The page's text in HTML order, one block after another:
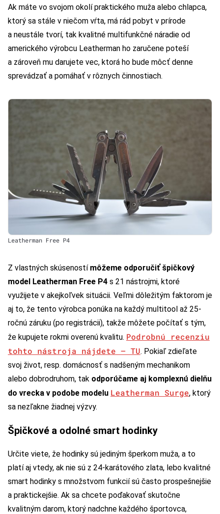
Ak máte vo svojom okolí praktického muža alebo chlapca,
ktorý sa stále v niečom vŕta, má rád pobyt v prírode
a neustále tvorí, tak kvalitné multifunkčné náradie od
amerického výrobcu Leatherman ho zaručene poteší
a zároveň mu darujete vec, ktorá ho bude môcť denne
sprevádzať a pomáhať v rôznych činnostiach.
Leatherman Free P4
Z vlastných skúseností môžeme odporučiť špičkový
model Leatherman Free P4 s 21 nástrojmi, ktoré
využijete v akejkoľvek situácii. Veľmi dôležitým faktorom je
aj to, že tento výrobca ponúka na každý multitool až 25-
ročnú záruku (po registrácii), takže môžete počítať s tým,
že kupujete rokmi overenú kvalitu. Podrobnú recenziu
tohto nástroja nájdete – TU. Pokiaľ zdieľate
svoj život, resp. domácnosť s nadšeným mechanikom
alebo dobrodruhom, tak odporúčame aj komplexnú dielňu
do vrecka v podobe modelu Leatherman Surge, ktorý
sa nezľakne žiadnej výzvy.
Špičkové a odolné smart hodinky
Určite viete, že hodinky sú jediným šperkom muža, a to
platí aj vtedy, ak nie sú z 24-karátového zlata, lebo kvalitné
smart hodinky s množstvom funkcií sú často prospešnejšie
a praktickejšie. Ak sa chcete poďakovať skutočne
kvalitným darom, ktorý nadchne každého športovca,